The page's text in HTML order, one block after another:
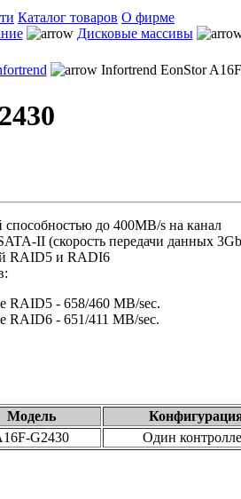
Каталог товаров О фирме
Дисковые массивы
Infortrend EonStor
способностью до 400MB/s на канал
II (скорость передачи данных
RAID5 и RADI6
RAID5 - 658/460 MB/sec.
RAID6 - 651/411 MB/sec.
Модель
G2430 Один